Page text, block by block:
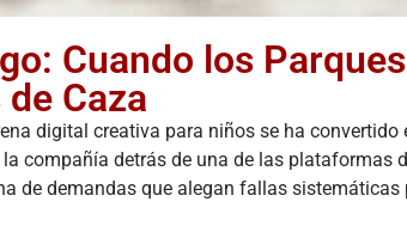
Cuando los
Caza
digital creativa para niños se ha convertido
compañía detrás de una de las plataformas
de demandas que alegan fallas sistemáticas
Afecta su
Reclamo
Accidente
de Camión
January 30, 2026